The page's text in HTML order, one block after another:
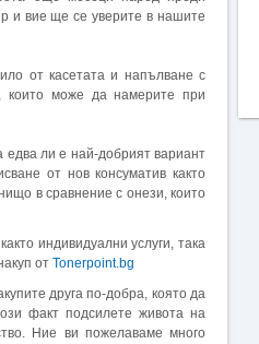
и вие ще се уверите в нашите
от касетата и напълване с
които може да намерите при
едва ли е най-добрият вариант
от нов консуматив както
в сравнение с онези, които
индивидуални услуги, така
от Tonerpoint.bg
друга по-добра, която да
факт подсилете живота на
Ние ви пожелаваме много